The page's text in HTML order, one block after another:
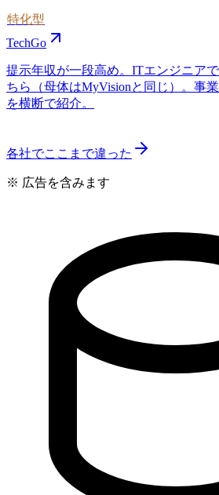
特化型
TechGo
提示年収が一段高め。ITエンジニア
ちら（母体はMyVisionと同じ）。事
を横断で紹介。
各社でここまで違った
※ 広告を含みます